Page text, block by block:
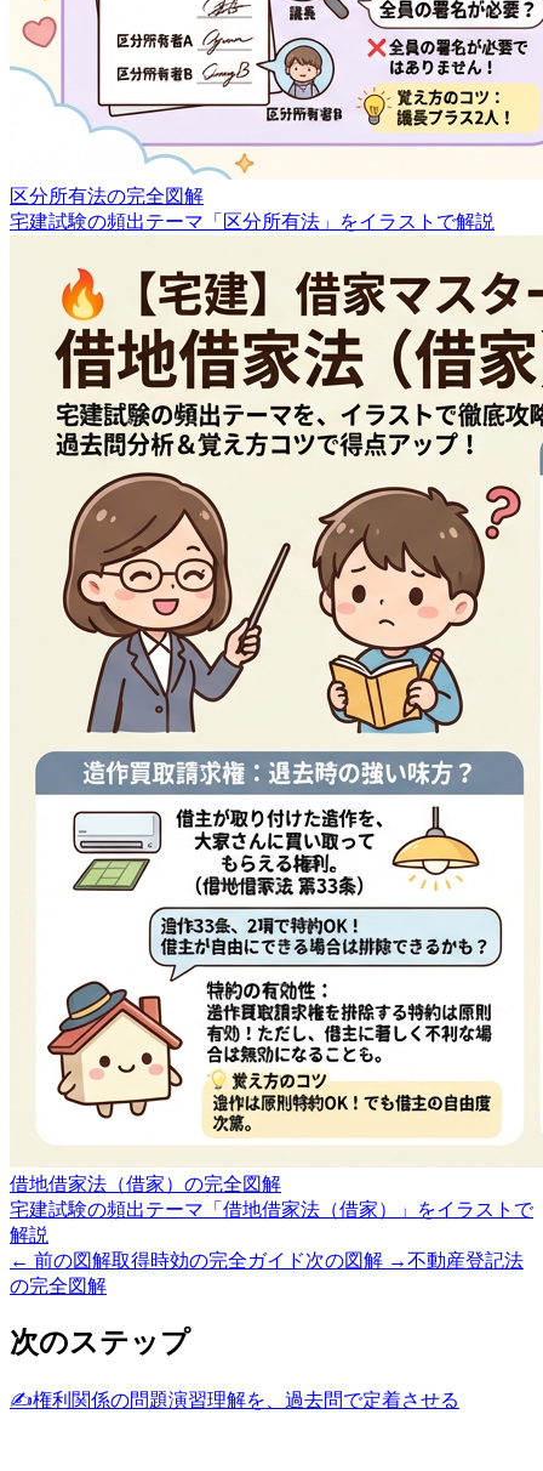
区分所有法の完全図解
宅建試験の頻出テーマ「区分所有法」をイラストで解説
借地借家法（借家）の完全図解
宅建試験の頻出テーマ「借地借家法（借家）」をイラストで
解説
← 前の図解取得時効の完全ガイド次の図解 →不動産登記法
の完全図解
次のステップ
✍️権利関係の問題演習理解を、過去問で定着させる